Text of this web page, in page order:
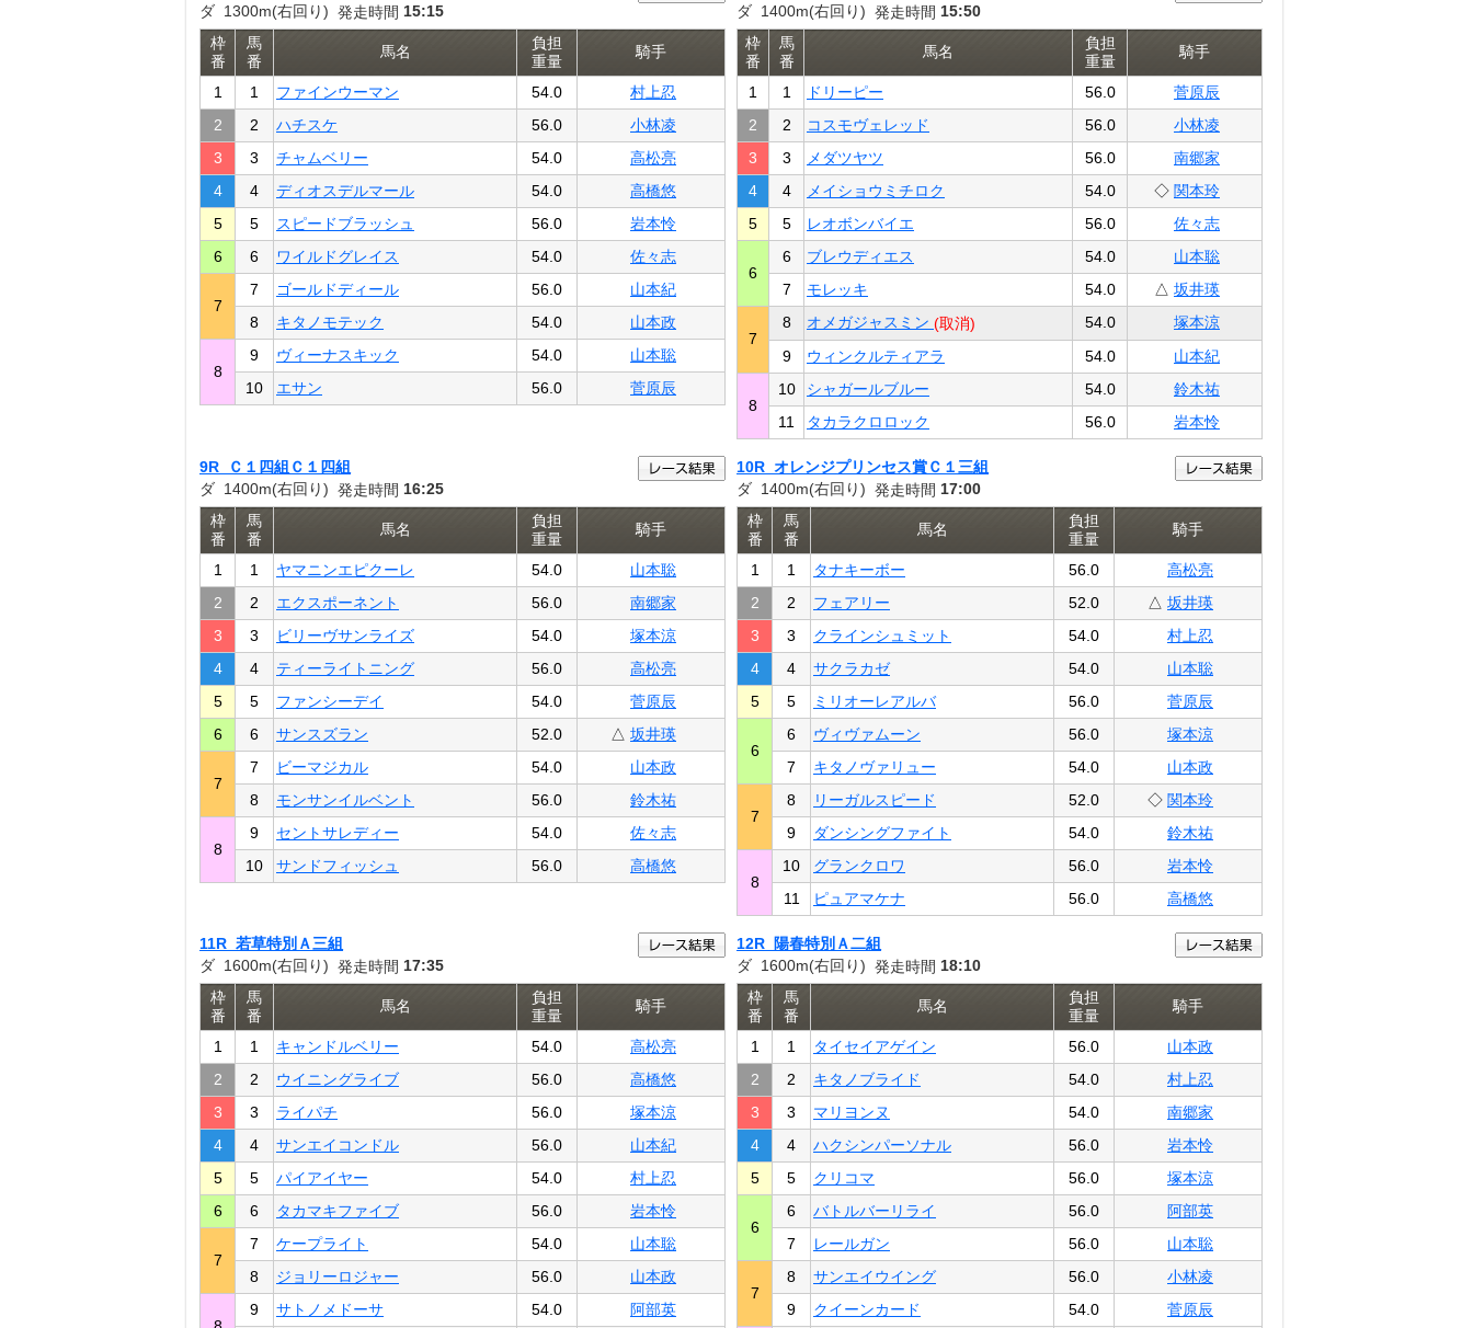
ダ 1300m(右回り) 発走時間 15:15
枠
番
馬
番
馬名
負担
重量
騎手
1 1 ファインウーマン 54.0
村上忍
2
2 ハチスケ 56.0
小林凌
3
3 チャムベリー 54.0
高松亮
4
4 ディオスデルマール 54.0
高橋悠
5
5 スピードブラッシュ 56.0
岩本怜
6
6 ワイルドグレイス 54.0 佐々志
7
7 ゴールドディール 56.0
山本紀
8
キタノモテック 54.0 山本政
8
9 ヴィーナスキック 54.0
山本聡
10
エサン 56.0 菅原辰
ダ 1400m(右回り) 発走時間 15:50
枠
番
馬
番
馬名
負担
重量
騎手
1 1 ドリーピー 56.0
菅原辰
2
2 コスモヴェレッド 56.0
小林凌
3
3 メダツヤツ 56.0
南郷家
4
4 メイショウミチロク 54.0 ◇ 関本玲
5
5 レオボンバイエ 56.0 佐々志
6
6 ブレウディエス 54.0
山本聡
7
モレッキ 54.0 △ 坂井瑛
7
8 オメガジャスミン (取消) 54.0
塚本涼
9
ウィンクルティアラ 54.0 山本紀
8
10 シャガールブルー 54.0
鈴木祐
11
タカラクロロック 56.0 岩本怜
9R Ｃ１四組Ｃ１四組
ダ 1400m(右回り) 発走時間 16:25
枠
番
馬
番
馬名
負担
重量
騎手
1 1 ヤマニンエピクーレ 54.0
山本聡
2
2 エクスポーネント 56.0
南郷家
3
3 ビリーヴサンライズ 54.0
塚本涼
4
4 ティーライトニング 56.0
高松亮
5
5 ファンシーデイ 54.0
菅原辰
6
6 サンスズラン 52.0 △ 坂井瑛
7
7 ビーマジカル 54.0
山本政
8
モンサンイルベント 56.0 鈴木祐
8
9 セントサレディー 54.0
佐々志
10
サンドフィッシュ 56.0 高橋悠
10R オレンジプリンセス賞Ｃ１三組
ダ 1400m(右回り) 発走時間 17:00
枠
番
馬
番
馬名
負担
重量
騎手
1 1 タナキーボー 56.0
高松亮
2
2 フェアリー 52.0 △ 坂井瑛
3
3 クラインシュミット 54.0
村上忍
4
4 サクラカゼ 54.0
山本聡
5
5 ミリオーレアルバ 56.0 菅原辰
6
6 ヴィヴァムーン 56.0
塚本涼
7
キタノヴァリュー 54.0 山本政
7
8 リーガルスピード 52.0 ◇ 関本玲
9
ダンシングファイト 54.0 鈴木祐
8
10 グランクロワ 56.0
岩本怜
11
ピュアマケナ 56.0 高橋悠
11R 若草特別Ａ三組
ダ 1600m(右回り) 発走時間 17:35
枠
番
馬
番
馬名
負担
重量
騎手
1 1 キャンドルベリー 54.0
高松亮
2
2 ウイニングライブ 56.0
高橋悠
3
3 ライパチ 56.0
塚本涼
4
4 サンエイコンドル 56.0
山本紀
5
5 パイアイヤー 54.0
村上忍
6
6 タカマキファイブ 56.0 岩本怜
7
7 ケープライト 54.0
山本聡
8
ジョリーロジャー 56.0 山本政
9 サトノメドーサ 54.0 阿部英
12R 陽春特別Ａ二組
ダ 1600m(右回り) 発走時間 18:10
枠
番
馬
番
馬名
負担
重量
騎手
1 1 タイセイアゲイン 56.0
山本政
2
2 キタノブライド 54.0
村上忍
3
3 マリヨンヌ 54.0
南郷家
4
4 ハクシンパーソナル 56.0
岩本怜
5
5 クリコマ 56.0 塚本涼
6
6 バトルバーリライ 56.0
阿部英
7
レールガン 56.0 山本聡
7
8 サンエイウイング 56.0
小林凌
9
クイーンカード 54.0 菅原辰